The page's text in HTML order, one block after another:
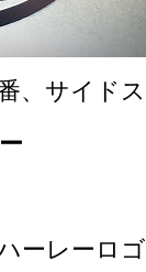
、サイド
ーレーロ